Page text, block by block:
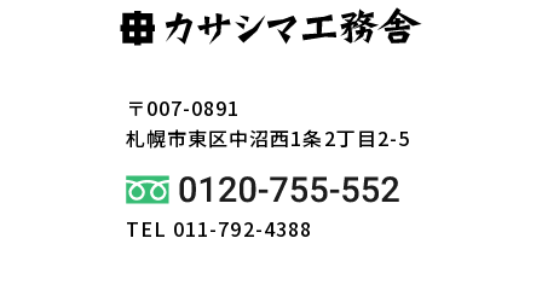
〒007-0891
札幌市東区中沼西1条2丁目2-5
TEL 011-792-4388